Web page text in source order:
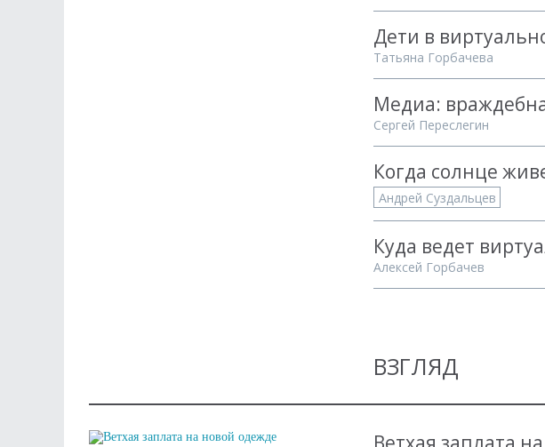
Дети в
Татьяна Горбачева
Медиа:
Сергей Переслегин
Когда солнце
Андрей Суздальцев
Куда ведет
Алексей Горбачев
ВЗГЛЯД